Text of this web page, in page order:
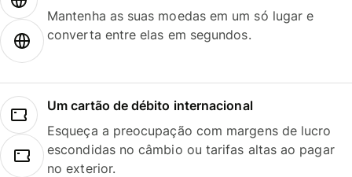
Mantenha as suas moedas em um só lugar e
converta entre elas em segundos.
Um cartão de débito internacional
Esqueça a preocupação com margens de lucro
escondidas no câmbio ou tarifas altas ao pagar
no exterior.